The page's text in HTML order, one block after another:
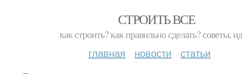
СТРОИТЬ ВСЕ
как строить? как правильно сделать? советы,
главная новости статьи